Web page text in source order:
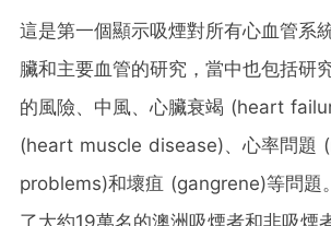
這是第一個顯示吸煙對所有心血管系
臟和主要血管的研究，當中也包括研
的風險、中風、心臟衰竭 (heart
(heart muscle disease)、心率問題
problems)和壞疽 (gangrene)等問題
了大約19萬名的澳洲吸煙者和非吸煙